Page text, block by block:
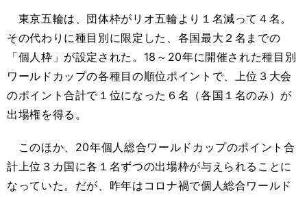
東京五輪は、団体枠がリオ五輪より１名減って４名。
その代わりに種目別に限定した、各国最大２名までの
「個人枠」が設定された。18～20年に開催された種目別
ワールドカップの各種目の順位ポイントで、上位３大会
のポイント合計で１位になった６名（各国１名のみ）が
出場権を得る。
このほか、20年個人総合ワールドカップのポイント合
計上位３カ国に各１名ずつの出場枠が与えられることに
なっていた。だが、昨年はコロナ禍で個人総合ワールド